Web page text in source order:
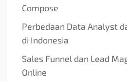
Compose
Perbedaan Data Analyst
di Indonesia
Sales Funnel dan Lead
Online